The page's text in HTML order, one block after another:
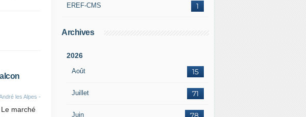
les Alpes -
marché
1
EREF-CMS
Archives
2026
Août 15
Juillet 71
Juin